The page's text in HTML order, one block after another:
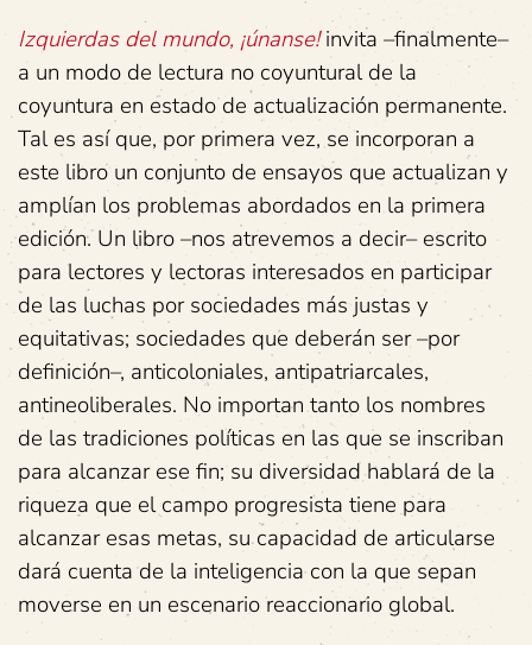
Izquierdas del mundo, ¡únanse!invita –finalmente–
a un modo de lectura no coyuntural de la
coyuntura en estado de actualización permanente.
Tal es así que, por primera vez, se incorporan a
este libro un conjunto de ensayos que actualizan y
amplían los problemas abordados en la primera
edición. Un libro –nos atrevemos a decir– escrito
para lectores y lectoras interesados en participar
de las luchas por sociedades más justas y
equitativas; sociedades que deberán ser –por
definición–, anticoloniales, antipatriarcales,
antineoliberales. No importan tanto los nombres
de las tradiciones políticas en las que se inscriban
para alcanzar ese fin; su diversidad hablará de la
riqueza que el campo progresista tiene para
alcanzar esas metas, su capacidad de articularse
dará cuenta de la inteligencia con la que sepan
moverse en un escenario reaccionario global.